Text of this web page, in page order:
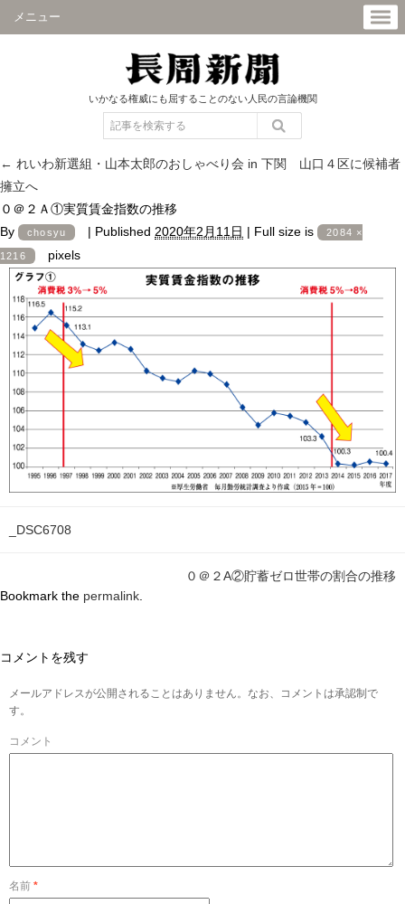
メニュー
いかなる権威にも屈することのない人民の言論機関
← れいわ新選組・山本太郎のおしゃべり会 in 下関 山口４区に候補者
擁立へ
０＠２Ａ①実質賃金指数の推移
By
chosyu | Published 2020年2月11日 | Full size is 2084 ×
1216 pixels
_DSC6708
０＠２A②貯蓄ゼロ世帯の割合の推移
Bookmark the permalink.
コメントを残す
メールアドレスが公開されることはありません。なお、コメントは承認制で
す。
コメント
名前 *